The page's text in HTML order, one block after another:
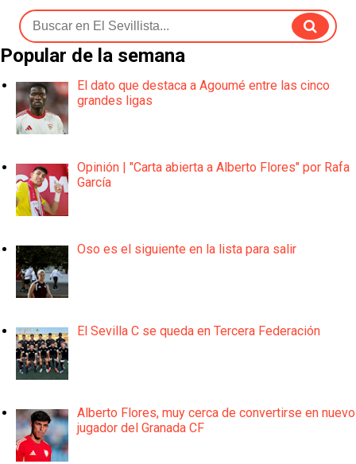
Popular de la semana
El dato que destaca a Agoumé entre las cinco
grandes ligas
Opinión | "Carta abierta a Alberto Flores" por Rafa
García
Oso es el siguiente en la lista para salir
El Sevilla C se queda en Tercera Federación
Alberto Flores, muy cerca de convertirse en nuevo
jugador del Granada CF